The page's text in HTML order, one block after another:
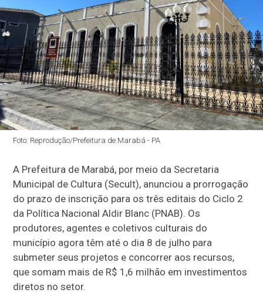
Foto: Reprodução/Prefeitura de Marabá - PA
A Prefeitura de Marabá, por meio da Secretaria
Municipal de Cultura (Secult), anunciou a prorrogação
do prazo de inscrição para os três editais do Ciclo 2
da Política Nacional Aldir Blanc (PNAB). Os
produtores, agentes e coletivos culturais do
município agora têm até o dia 8 de julho para
submeter seus projetos e concorrer aos recursos,
que somam mais de R$ 1,6 milhão em investimentos
diretos no setor.